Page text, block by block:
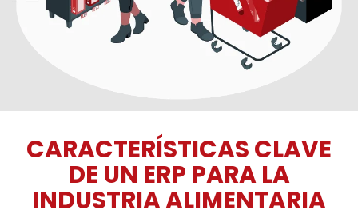
CARACTERÍSTICAS CLAVE
DE UN ERP PARA LA
INDUSTRIA ALIMENTARIA